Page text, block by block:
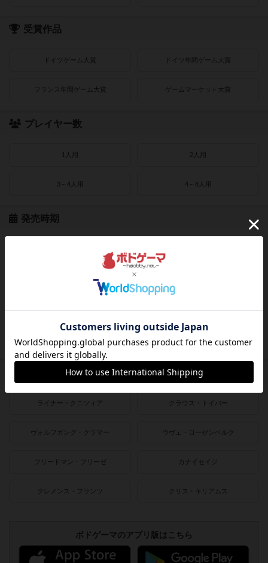
受賞作品
ドイツゲーム大賞 ドイツ年間ゲーム大賞
フランス年間ゲーム大賞 ゲームマーケット大賞
プレイヤー数
1人用 2人用
3～4人用 4～8人用
発売時期
1980〜1990年 1950〜1980年
ライナー・クニツィア クラウス・トイバー
ヴォルフガング・クラマー ウヴェ・ローゼンベルク
フリードマン・フリーゼ カナイセイジ
クレメンス・フランツ クリス・キリアムス
ボドゲーマのアプリ版はこちら